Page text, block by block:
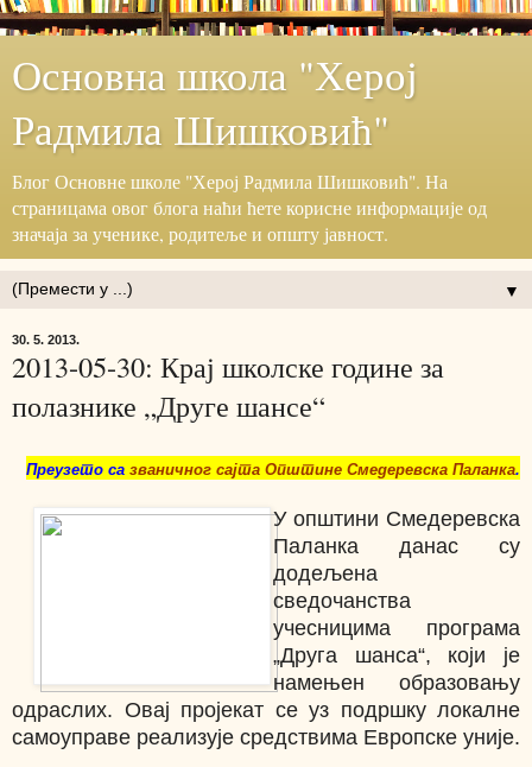
Основна школа "Херој
Радмила Шишковић"
Блог ‎Основне школе "Херој ‎Радмила Шишковић".‎ На
страницама овог блога наћи ћете корисне информације ‎од
значаја за ученике, родитеље и општу јавност.‎
▼
30. 5. 2013.
2013-05-30: Крај школске године за
полазнике „Друге шансе“
Преузето са званичног сајта Општине Смедеревска Паланка.
У општини Смедеревска
Паланка данас су
додељена
сведочанства
учесницима програма
„Друга шанса“, који је
намењен образовању
одраслих. Овај пројекат се уз подршку локалне
самоуправе реализује средствима Европске уније.